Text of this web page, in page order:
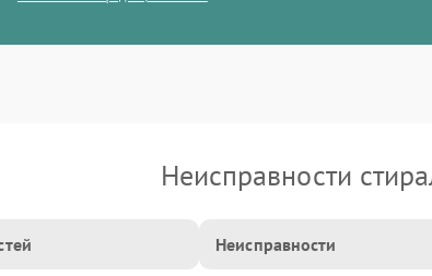
Неисправности
Неисправности